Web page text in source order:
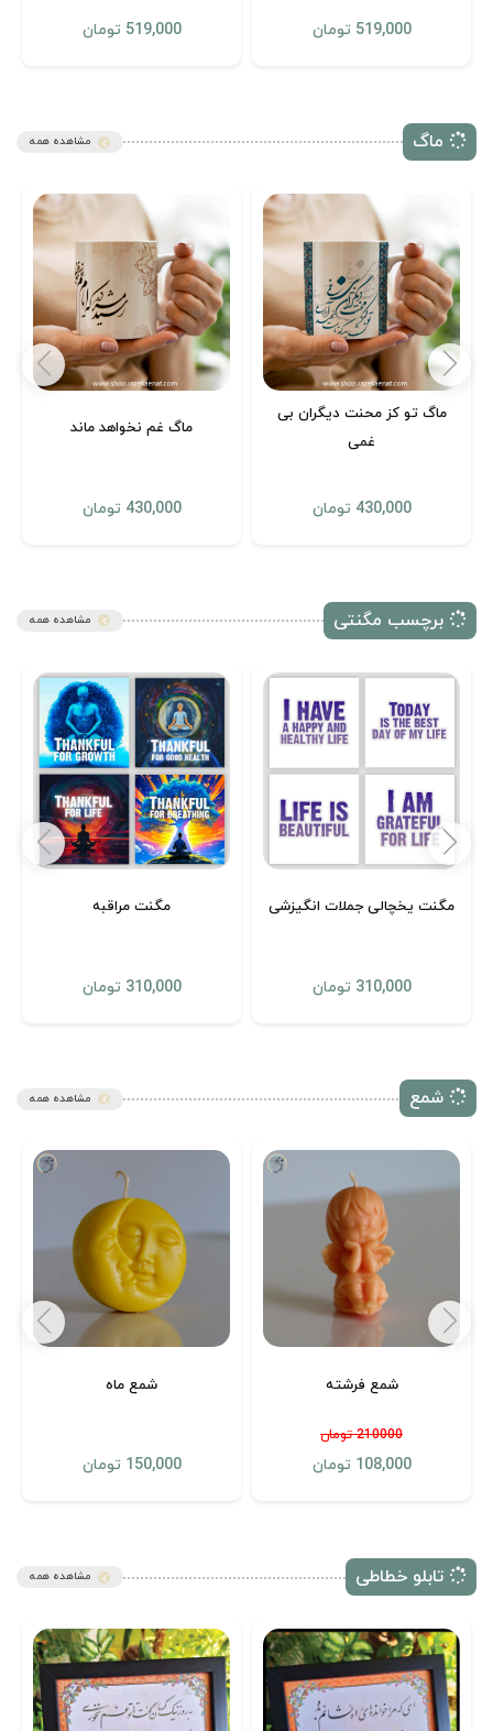
519,000 تومان 519,000 تومان
مشاهده همه
ماگ تو کز محنت دیگران بی
غمی
430,000 تومان
ماگ غم نخواهد ماند
430,000 تومان
مشاهده همه
مگنت‌ یخچالی جملات انگیزشی
310,000 تومان
مگنت مراقبه
310,000 تومان
مشاهده همه
شمع فرشته
210000 تومان
108,000 تومان
شمع ماه
150,000 تومان
مشاهده همه